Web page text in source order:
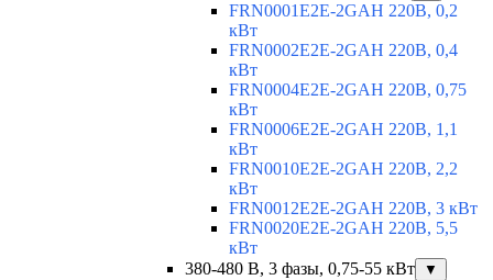
FRN0001E2E-2GAH 220В, 0,2
кВт
FRN0002E2E-2GAH 220В, 0,4
кВт
FRN0004E2E-2GAH 220В, 0,75
кВт
FRN0006E2E-2GAH 220В, 1,1
кВт
FRN0010E2E-2GAH 220В, 2,2
кВт
FRN0012E2E-2GAH 220В, 3 кВт
FRN0020E2E-2GAH 220В, 5,5
кВт
380-480 В, 3 фазы, 0,75-55 кВт
▼